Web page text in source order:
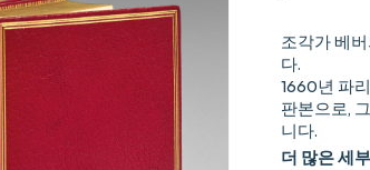
조각가 베
다.
1660년 파
판본으로,
니다.
더 많은 세